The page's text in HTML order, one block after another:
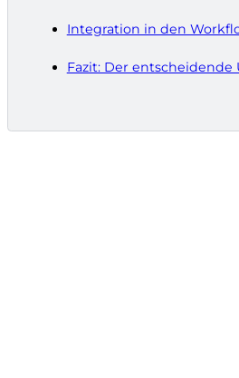
Integration in den
Fazit: Der entscheidende